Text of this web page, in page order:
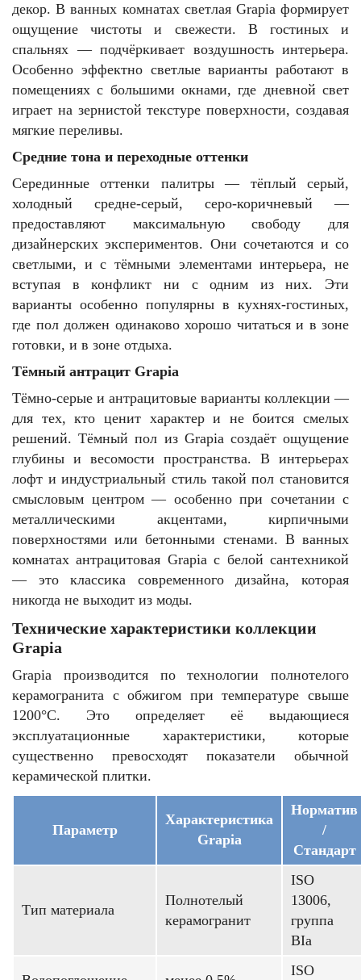
декор. В ванных комнатах светлая Grapia формирует
ощущение чистоты и свежести. В гостиных и
спальнях — подчёркивает воздушность интерьера.
Особенно эффектно светлые варианты работают в
помещениях с большими окнами, где дневной свет
играет на зернистой текстуре поверхности, создавая
мягкие переливы.
Средние тона и переходные оттенки
Серединные оттенки палитры — тёплый серый,
холодный средне-серый, серо-коричневый —
предоставляют максимальную свободу для
дизайнерских экспериментов. Они сочетаются и со
светлыми, и с тёмными элементами интерьера, не
вступая в конфликт ни с одним из них. Эти
варианты особенно популярны в кухнях-гостиных,
где пол должен одинаково хорошо читаться и в зоне
готовки, и в зоне отдыха.
Тёмный антрацит Grapia
Тёмно-серые и антрацитовые варианты коллекции —
для тех, кто ценит характер и не боится смелых
решений. Тёмный пол из Grapia создаёт ощущение
глубины и весомости пространства. В интерьерах
лофт и индустриальный стиль такой пол становится
смысловым центром — особенно при сочетании с
металлическими акцентами, кирпичными
поверхностями или бетонными стенами. В ванных
комнатах антрацитовая Grapia с белой сантехникой
— это классика современного дизайна, которая
никогда не выходит из моды.
Технические характеристики коллекции
Grapia
Grapia производится по технологии полнотелого
керамогранита с обжигом при температуре свыше
1200°C. Это определяет её выдающиеся
эксплуатационные характеристики, которые
существенно превосходят показатели обычной
керамической плитки.
Параметр
Характеристика
Grapia
Норматив
/
Стандарт
Тип материала
Полнотелый
керамогранит
ISO
13006,
группа
BIa
ISO